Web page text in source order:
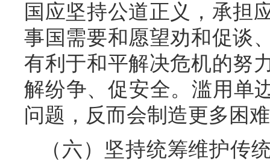
国应坚持公道正义，承担
事国需要和愿望劝和促谈
有利于和平解决危机的努
解纷争、促安全。滥用单
问题，反而会制造更多困
（六）坚持统筹维护传